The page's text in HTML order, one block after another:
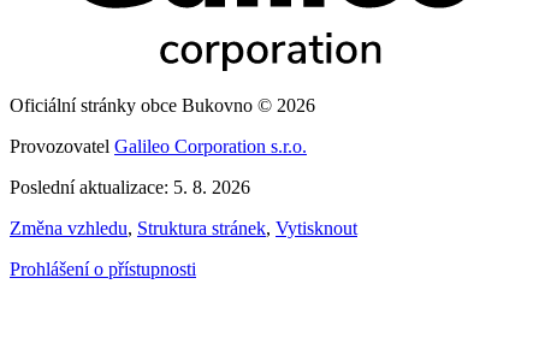
Oficiální stránky obce Bukovno © 2026
Provozovatel Galileo Corporation s.r.o.
Poslední aktualizace: 5. 8. 2026
Změna vzhledu, Struktura stránek, Vytisknout
Prohlášení o přístupnosti